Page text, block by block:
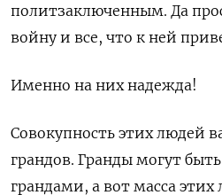
политзаключенным. Да
войну и все, что к ней
Именно на них надежда!
Совокупность этих людей
грандов. Гранды могут
грандами, а вот масса